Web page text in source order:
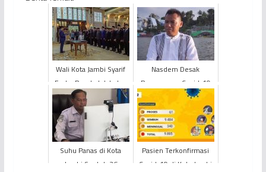
Wali Kota Jambi Syarif
Fasha Rombak Jabatan
di Akhir Masa Jabatan
Nasdem Desak
Penanganan Covid-19
di Percepat Oleh
Pemerintah Pusat Hasbi
Anshory: Da...
Suhu Panas di Kota
Jambi Sentuh 36
Pasien Terkonfirmasi
Covid-19 di Kota Jambi